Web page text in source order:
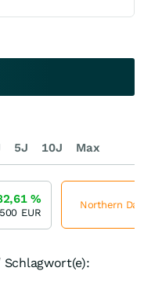
5J 10J Max
%
EUR
Northern